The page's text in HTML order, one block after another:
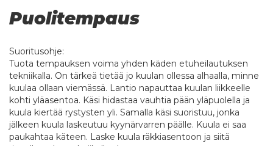
Puolitempaus
Suoritusohje:
Tuota tempauksen voima yhden käden etuheilautuksen
tekniikalla. On tärkeä tietää jo kuulan ollessa alhaalla, minne
kuulaa ollaan viemässä. Lantio napauttaa kuulan liikkeelle
kohti yläasentoa. Käsi hidastaa vauhtia pään yläpuolella ja
kuula kiertää rystysten yli. Samalla käsi suoristuu, jonka
jälkeen kuula laskeutuu kyynärvarren päälle. Kuula ei saa
paukahtaa käteen. Laske kuula räkkiasentoon ja siitä